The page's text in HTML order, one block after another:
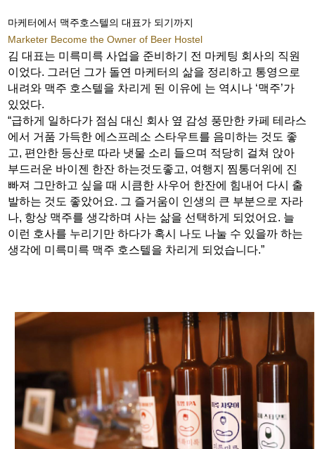
마케터에서 맥주호스텔의 대표가 되기까지
Marketer Become the Owner of Beer Hostel
김 대표는 미륵미륵 사업을 준비하기 전 마케팅 회사의 직원
이었다. 그러던 그가 돌연 마케터의 삶을 정리하고 통영으로
내려와 맥주 호스텔을 차리게 된 이유에 는 역시나 ‘맥주’가
있었다.
“급하게 일하다가 점심 대신 회사 옆 감성 풍만한 카페 테라스
에서 거품 가득한 에스프레소 스타우트를 음미하는 것도 좋
고, 편안한 등산로 따라 냇물 소리 들으며 적당히 걸쳐 앉아
부드러운 바이젠 한잔 하는것도좋고, 여행지 찜통더위에 진
빠져 그만하고 싶을 때 시큼한 사우어 한잔에 힘내어 다시 출
발하는 것도 좋았어요. 그 즐거움이 인생의 큰 부분으로 자라
나, 항상 맥주를 생각하며 사는 삶을 선택하게 되었어요. 늘
이런 호사를 누리기만 하다가 혹시 나도 나눌 수 있을까 하는
생각에 미륵미륵 맥주 호스텔을 차리게 되었습니다.”